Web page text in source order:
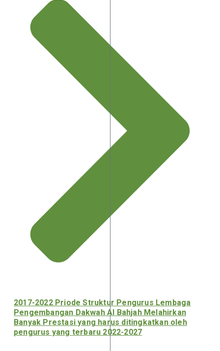
2017-2022 Priode Struktur Pengurus Lembaga
Pengembangan Dakwah Al Bahjah Melahirkan
Banyak Prestasi yang harus ditingkatkan oleh
pengurus yang terbaru 2022-2027